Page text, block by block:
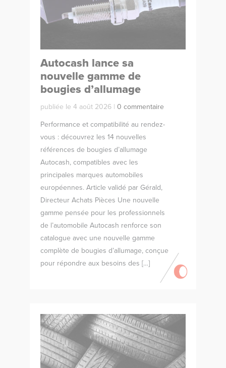
Autocash lance sa
nouvelle gamme de
bougies d’allumage
publiée le 4 août 2026 | 0 commentaire
Performance et compatibilité au rendez-
vous : découvrez les 14 nouvelles
références de bougies d’allumage
Autocash, compatibles avec les
principales marques automobiles
européennes. Article validé par Gérald,
Directeur Achats Pièces Une nouvelle
gamme pensée pour les professionnels
de l’automobile Autocash renforce son
catalogue avec une nouvelle gamme
complète de bougies d’allumage, conçue
pour répondre aux besoins des […]